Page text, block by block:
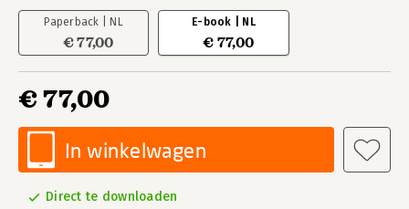
Paperback | NL
€ 77,00
E-book | NL
€ 77,00
€ 77,00
In winkelwagen
Direct te downloaden